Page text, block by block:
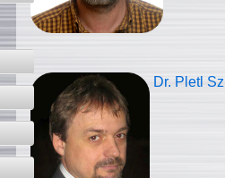
Dr. Pletl